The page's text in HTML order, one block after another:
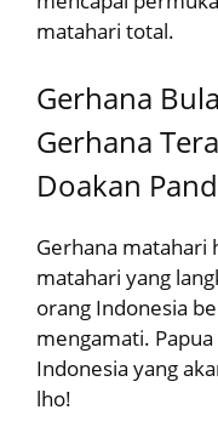
matahari total.
Gerhana
Gerhana
Doakan
Gerhana matahari
matahari yang
orang Indonesia
mengamati.
Indonesia yang
lho!